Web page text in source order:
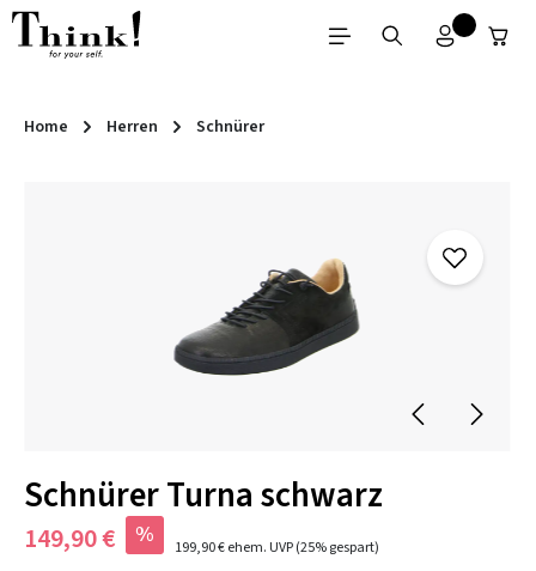
Zum Hauptinhalt springen
Home Herren Schnürer
Schnürer Turna schwarz
149,90 € % 199,90 €ehem. UVP(25% gespart)